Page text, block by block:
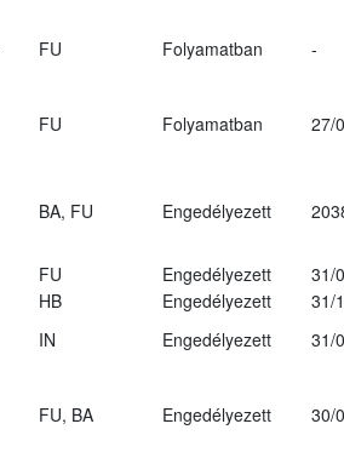
FU Folyamatban -
FU Folyamatban 27/
BA, FU Engedélyezett
FU Engedélyezett
31/
HB Engedélyezett
31/
IN Engedélyezett
31/
FU, BA Engedélyezett 30/